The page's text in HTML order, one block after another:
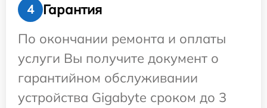
4
Гарантия
По окончании ремонта и оплаты
услуги Вы получите документ о
гарантийном обслуживании
устройства Gigabyte сроком до 3